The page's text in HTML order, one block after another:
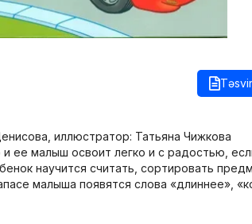
Təsvir
иллюстратор: Татьяна Чижкова
ее малыш освоит легко и с радостью,
научится считать, сортировать
малыша появятся слова «длиннее»,